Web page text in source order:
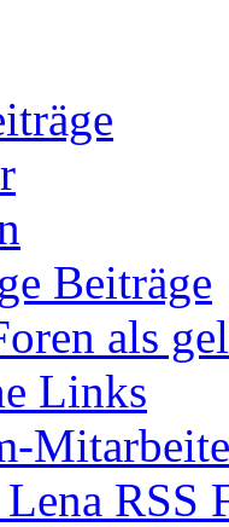
Beiträge
als
Links
RSS